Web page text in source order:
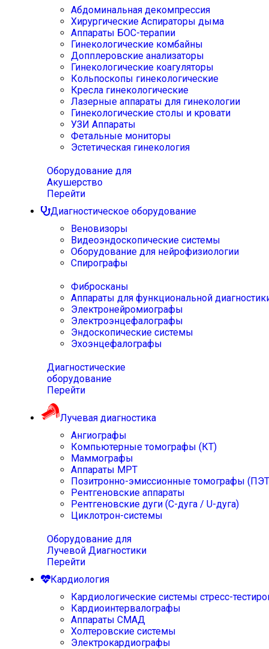
Абдоминальная декомпрессия
Хирургические Аспираторы дыма
Аппараты БОС-терапии
Гинекологические комбайны
Допплеровские анализаторы
Гинекологические коагуляторы
Кольпоскопы гинекологические
Кресла гинекологические
Лазерные аппараты для гинекологии
Гинекологические столы и кровати
УЗИ Аппараты
Фетальные мониторы
Эстетическая гинекология
Оборудование для
Акушерство
Перейти
Диагностическое оборудование
Веновизоры
Видеоэндоскопические системы
Оборудование для нейрофизиологии
Спирографы
Фибросканы
Аппараты для функциональной
Электронейромиографы
Электроэнцефалографы
Эндоскопические системы
Эхоэнцефалографы
Диагностические
оборудование
Перейти
Лучевая диагностика
Ангиографы
Компьютерные томографы (КТ)
Маммографы
Аппараты МРТ
Позитронно-эмиссионные томографы
Рентгеновские аппараты
Рентгеновские дуги (С-дуга / U-дуга)
Циклотрон-системы
Оборудование для
Лучевой Диагностики
Перейти
Кардиология
Кардиологические системы стресс-
Кардиоинтервалографы
Аппараты СМАД
Холтеровские системы
Электрокардиографы